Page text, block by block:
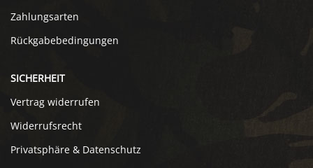
Zahlungsarten
Rückgabebedingungen
SICHERHEIT
Vertrag widerrufen
Widerrufsrecht
Privatsphäre & Datenschutz